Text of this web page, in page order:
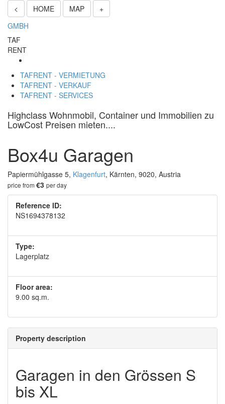
< HOME MAP
+
GMBH
TAF
RENT
TAFRENT - VERMIETUNG
TAFRENT - VERKAUF
TAFRENT - SERVICES
Highclass Wohnmobil, Container und Immobilien zu
LowCost Preisen mieten....
Box4u Garagen
Papiermühlgasse 5, Klagenfurt, Kärnten, 9020, Austria
price from €3 per day
Reference ID:
NS1694378132
Type:
Lagerplatz
Floor area:
9.00 sq.m.
Property description
Garagen in den Grössen S
bis XL